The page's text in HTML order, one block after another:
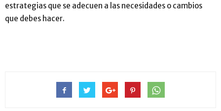
estrategias que se adecuen a las necesidades o cambios
que debes hacer.